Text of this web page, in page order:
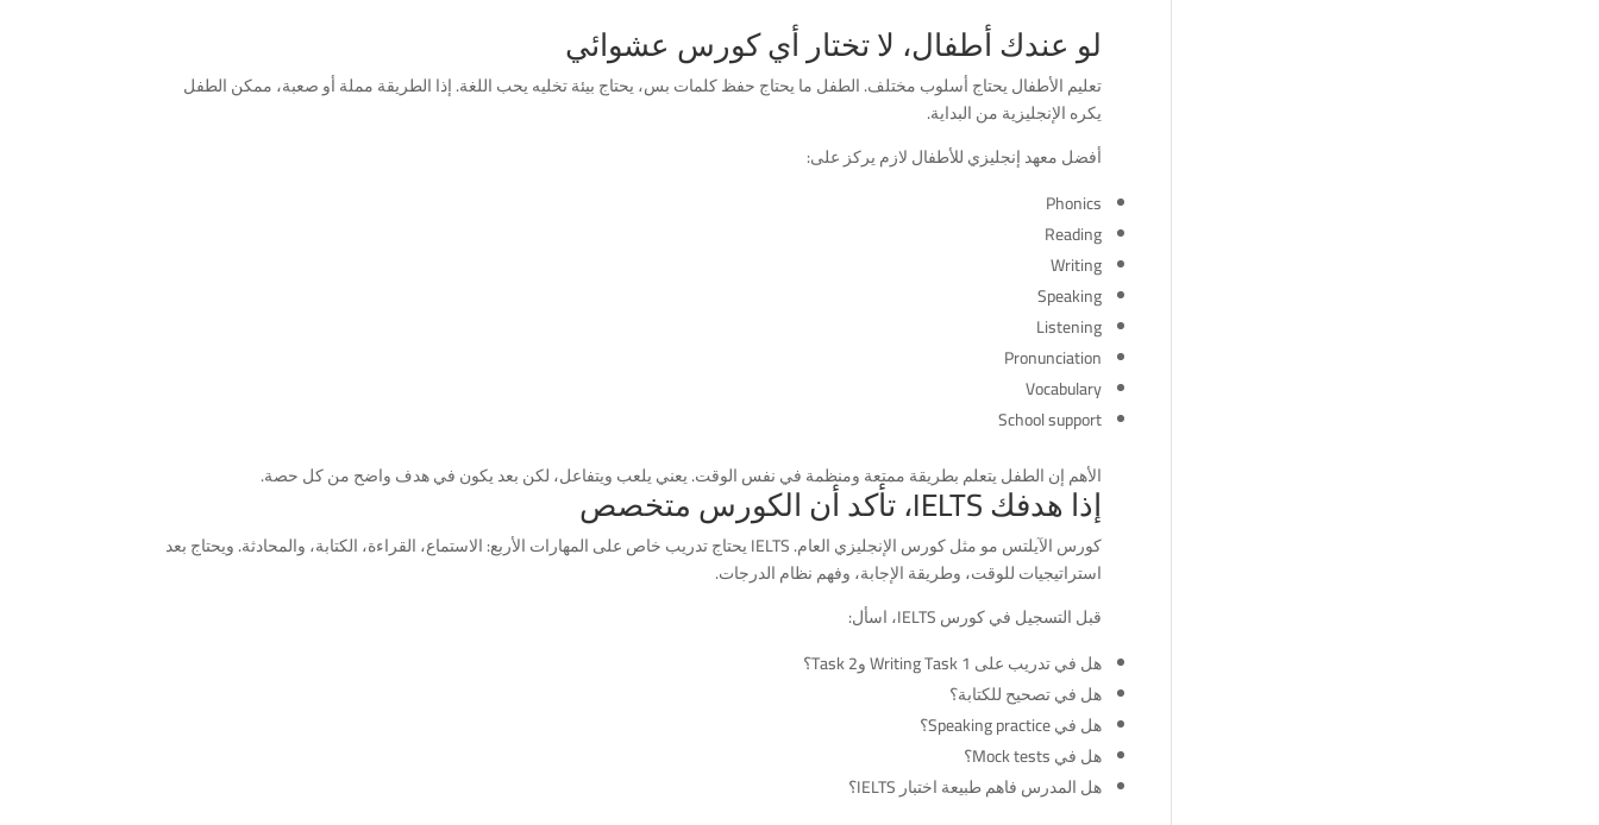
لو عندك أطفال، لا تختار أي كورس عشوائي
تعليم الأطفال يحتاج أسلوب مختلف. الطفل ما يحتاج حفظ كلمات بس، يحتاج بيئة تخليه يحب اللغة. إذا الطريقة مملة أو صعبة، ممكن الطفل
يكره الإنجليزية من البداية.
أفضل معهد إنجليزي للأطفال لازم يركز على:
Phonics
Reading
Writing
Speaking
Listening
Pronunciation
Vocabulary
School support
الأهم إن الطفل يتعلم بطريقة ممتعة ومنظمة في نفس الوقت. يعني يلعب ويتفاعل، لكن بعد يكون في هدف واضح من كل حصة.
إذا هدفك IELTS، تأكد أن الكورس متخصص
كورس الآيلتس مو مثل كورس الإنجليزي العام. IELTS يحتاج تدريب خاص على المهارات الأربع: الاستماع، القراءة، الكتابة، والمحادثة. ويحتاج بعد
استراتيجيات للوقت، وطريقة الإجابة، وفهم نظام الدرجات.
قبل التسجيل في كورس IELTS، اسأل:
هل في تدريب على Writing Task 1 وTask 2؟
هل في تصحيح للكتابة؟
هل في Speaking practice؟
هل في Mock tests؟
هل المدرس فاهم طبيعة اختبار IELTS؟